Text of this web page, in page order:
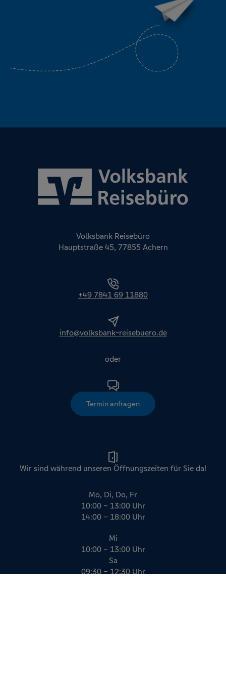
Volksbank Reisebüro
Hauptstraße 45, 77855 Achern
+49 7841 69 11880
info@volksbank-reisebuero.de
oder
Termin anfragen
Wir sind während unseren Öffnungszeiten für Sie da!
Mo, Di, Do, Fr
10:00 – 13:00 Uhr
14:00 – 18:00 Uhr
Mi
10:00 – 13:00 Uhr
Sa
09:30 – 12:30 Uhr